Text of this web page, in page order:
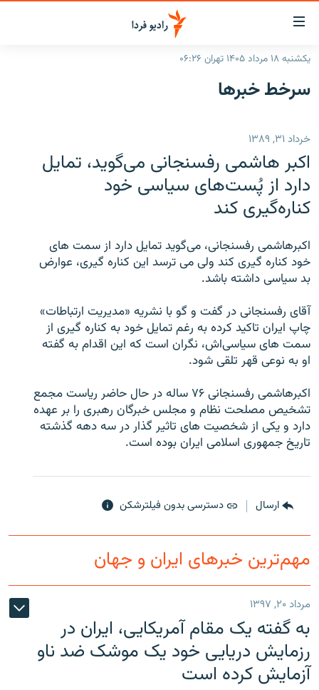
لینک‌های
قابلیت
دسترسی
بازگشت
اصلی
رفتن
صفحه
جستجو
ایران
رادیو
انتخاب کنید و بشنوید
برنامه‌های رادیویی
پادکست
چندرسانه‌ای
گزارش‌های ویدئویی
English
به ما بپیوندید
زبان‌های دیگر
یکشنبه ۱۸ مرداد ۱۴۰۵ تهران ۰۶:۲۶
سرخط‌ خبرها
خرداد ۳۱, ۱۳۸۹
اکبر هاشمی رفسنجانی می‌گويد، تمايل
دارد از پُست‌های سياسی خود
کناره‌گيری کند
اکبرهاشمی رفسنجانی، می‌گويد تمايل دارد از سمت های
خود کناره گيری کند ولی می ترسد اين کناره گيری، عوارض
بد سياسی داشته باشد.
آقای رفسنجانی در گفت و گو با نشريه «مديريت ارتباطات»
چاپ ايران تاکيد کرده به رغم تمايل خود به کناره گيری از
سمت های سياسی‌اش، نگران است که اين اقدام به گفته
او به نوعی قهر تلقی شود.
اکبرهاشمی رفسنجانی ۷۶ ساله در حال حاضر رياست مجمع
تشخيص مصلحت نظام و مجلس خبرگان رهبری را بر عهده
دارد و يکی از شخصيت های تاثير گذار در سه دهه گذشته
تاريخ جمهوری اسلامی ايران بوده است.
ارسال دسترسی بدون فیلترشکن
مهم‌ترین خبرهای ایران و جهان
مرداد ۲۰, ۱۳۹۷
به گفته یک مقام آمریکایی، ایران در
رزمایش دریایی خود یک موشک ضد ناو
آزمایش کرده است